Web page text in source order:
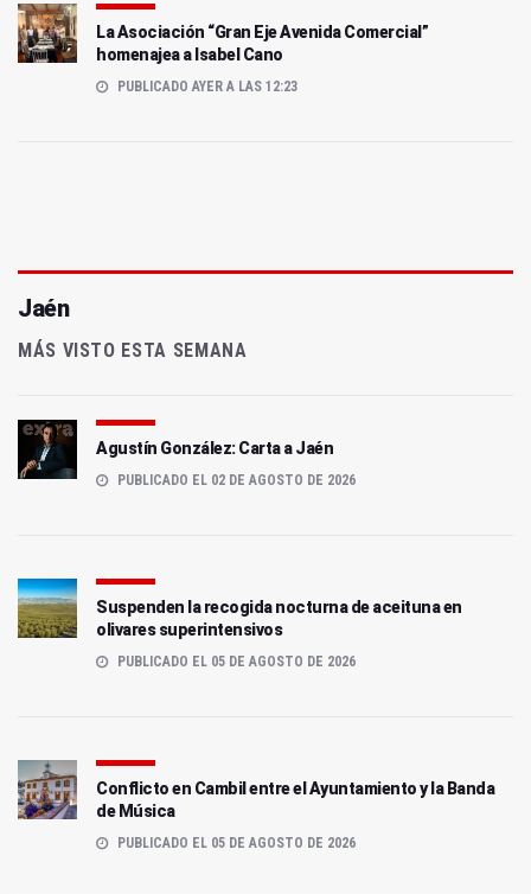
La Asociación “Gran Eje Avenida Comercial”
homenajea a Isabel Cano
PUBLICADO AYER A LAS 12:23
Jaén
MÁS VISTO ESTA SEMANA
Agustín González: Carta a Jaén
PUBLICADO EL 02 DE AGOSTO DE 2026
Suspenden la recogida nocturna de aceituna en
olivares superintensivos
PUBLICADO EL 05 DE AGOSTO DE 2026
Conflicto en Cambil entre el Ayuntamiento y la Banda
de Música
PUBLICADO EL 05 DE AGOSTO DE 2026